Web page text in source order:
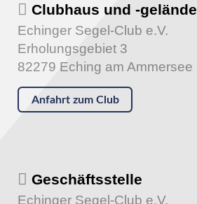
Clubhaus und -gelände
Echinger Segel-Club e.V.
Erholungsgebiet 3
82279 Eching am Ammersee
Anfahrt zum Club
Geschäftsstelle
Echinger Segel-Club e.V.